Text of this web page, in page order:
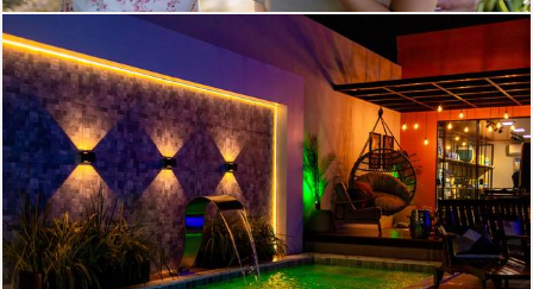
276 0